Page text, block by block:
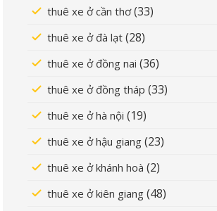
thuê xe ở cần thơ(33)
thuê xe ở đà lạt (28)
thuê xe ở đồng nai (36)
thuê xe ở đồng tháp (33)
thuê xe ở hà nội (19)
thuê xe ở hậu giang (23)
thuê xe ở khánh hoà (2)
thuê xe ở kiên giang (48)